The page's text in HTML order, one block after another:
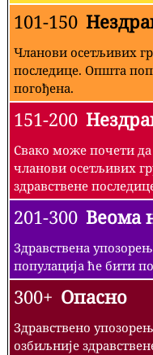
101-150
Чланови осетљивих
последице. Општа
погођена.
151-200
Свако може почети да
чланови осетљивих
здравствене
201-300 Веома
Здравствена
популација ће бити
300+ Опасно
Здравствено
озбиљније